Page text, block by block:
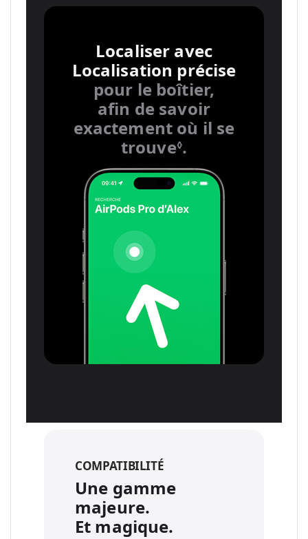
Localiser avec
Localisation précise
pour le boîtier,
afin de savoir
exactement où il se
trouve◊.
aux
mentions
légales.
COMPATIBILITÉ
Une gamme
majeure.
Et magique.